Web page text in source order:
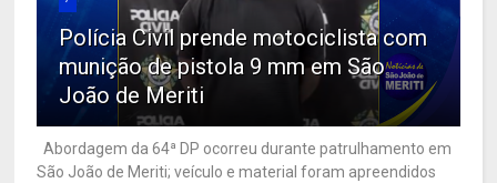
Polícia Civil prende motociclista com
munição de pistola 9 mm em São
João de Meriti
Abordagem da 64ª DP ocorreu durante patrulhamento em
São João de Meriti; veículo e material foram apreendidos